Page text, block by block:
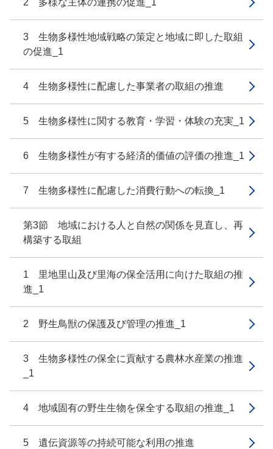
2 多様な主体の連携の促進_1
3 生物多様性地域戦略の策定と地域に即した取組
の促進_1
4 生物多様性に配慮した事業者の取組の推進
5 生物多様性に関する教育・学習・体験の充実_1
6 生物多様性が有する経済的価値の評価の推進_1
7 生物多様性に配慮した消費行動への転換_1
第3節 地域における人と自然の関係を見直し、再
構築する取組
1 里地里山及び里海の保全活用に向けた取組の推
進_1
2 野生鳥獣の保護及び管理の推進_1
3 生物多様性の保全に貢献する農林水産業の推進
_1
4 地域固有の野生生物を保全する取組の推進_1
5 遺伝資源等の持続可能な利用の推進